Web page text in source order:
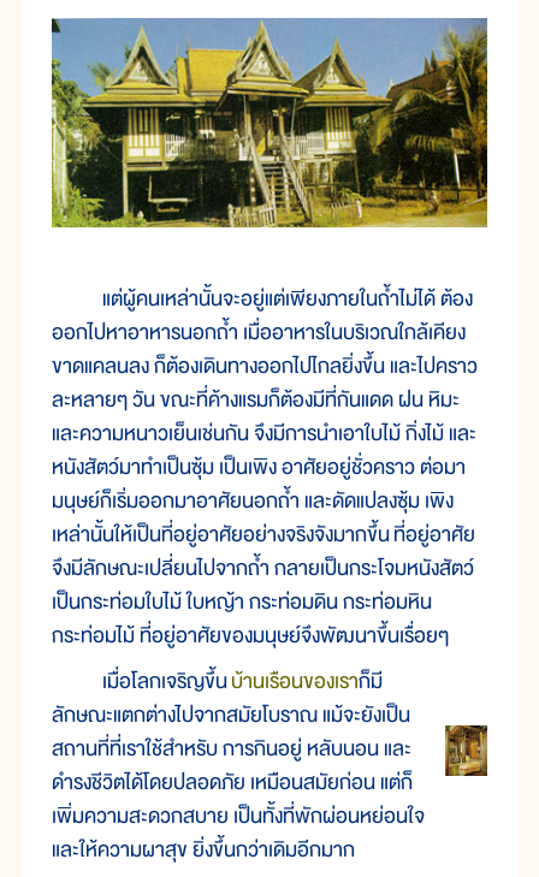
แต่ผู้คนเหล่านั้นจะอยู่แต่เพียงภายในถ้ำไม่ได้ ต้อง
ออกไปหาอาหารนอกถ้ำ เมื่ออาหารในบริเวณใกล้เคียง
ขาดแคลนลง ก็ต้องเดินทางออกไปไกลยิ่งขึ้น และไปคราว
ละหลายๆ วัน ขณะที่ค้างแรมก็ต้องมีที่กันแดด ฝน หิมะ
และความหนาวเย็นเช่นกัน จึงมีการนำเอาใบไม้ กิ่งไม้ และ
หนังสัตว์มาทำเป็นซุ้ม เป็นเพิง อาศัยอยู่ชั่วคราว ต่อมา
มนุษย์ก็เริ่มออกมาอาศัยนอกถ้ำ และดัดแปลงซุ้ม เพิง
เหล่านั้นให้เป็นที่อยู่อาศัยอย่างจริงจังมากขึ้น ที่อยู่อาศัย
จึงมีลักษณะเปลี่ยนไปจากถ้ำ กลายเป็นกระโจมหนังสัตว์
เป็นกระท่อมใบไม้ ใบหญ้า กระท่อมดิน กระท่อมหิน
กระท่อมไม้ ที่อยู่อาศัยของมนุษย์จึงพัฒนาขึ้นเรื่อยๆ
เมื่อโลกเจริญขึ้นบ้านเรือนของเราก็มี
ลักษณะแตกต่างไปจากสมัยโบราณ แม้จะยังเป็น
สถานที่ที่เราใช้สำหรับ การกินอยู่ หลับนอน และ
ดำรงชีวิตได้โดยปลอดภัย เหมือนสมัยก่อน แต่ก็
เพิ่มความสะดวกสบาย เป็นทั้งที่พักผ่อนหย่อนใจ
และให้ความผาสุข ยิ่งขึ้นกว่าเดิมอีกมาก